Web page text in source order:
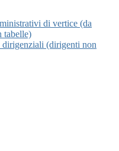
di vertice (da
tabelle)
(dirigenti non